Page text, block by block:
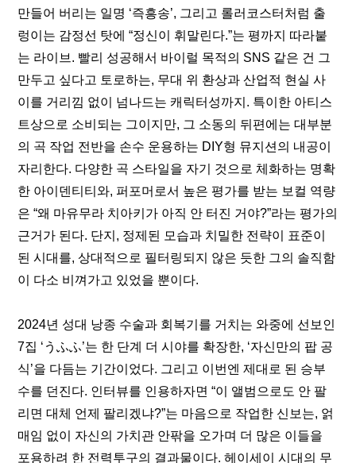
만들어 버리는 일명 ‘즉흥송’, 그리고 롤러코스터처럼 출
렁이는 감정선 탓에 “정신이 휘말린다.”는 평까지 따라붙
는 라이브. 빨리 성공해서 바이럴 목적의 SNS 같은 건 그
만두고 싶다고 토로하는, 무대 위 환상과 산업적 현실 사
이를 거리낌 없이 넘나드는 캐릭터성까지. 특이한 아티스
트상으로 소비되는 그이지만, 그 소동의 뒤편에는 대부분
의 곡 작업 전반을 손수 운용하는 DIY형 뮤지션의 내공이
자리한다. 다양한 곡 스타일을 자기 것으로 체화하는 명확
한 아이덴티티와, 퍼포머로서 높은 평가를 받는 보컬 역량
은 “왜 마유무라 치아키가 아직 안 터진 거야?”라는 평가의
근거가 된다. 단지, 정제된 모습과 치밀한 전략이 표준이
된 시대를, 상대적으로 필터링되지 않은 듯한 그의 솔직함
이 다소 비껴가고 있었을 뿐이다.
2024년 성대 낭종 수술과 회복기를 거치는 와중에 선보인
7집 ‘うふふ’는 한 단계 더 시야를 확장한, ‘자신만의 팝 공
식’을 다듬는 기간이었다. 그리고 이번엔 제대로 된 승부
수를 던진다. 인터뷰를 인용하자면 “이 앨범으로도 안 팔
리면 대체 언제 팔리겠냐?”는 마음으로 작업한 신보는, 얽
매임 없이 자신의 가치관 안팎을 오가며 더 많은 이들을
포용하려 한 전력투구의 결과물이다. 헤이세이 시대의 무